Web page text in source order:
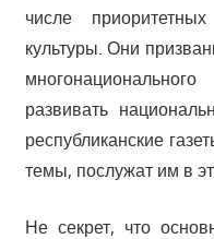
числе
культуры. Они
развивать
республиканские
темы, послужат им в
Не секрет, что